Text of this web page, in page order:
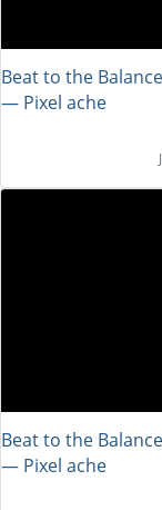
Beat to the Balance
― Pixel ache
Beat to the Balance
― Pixel ache